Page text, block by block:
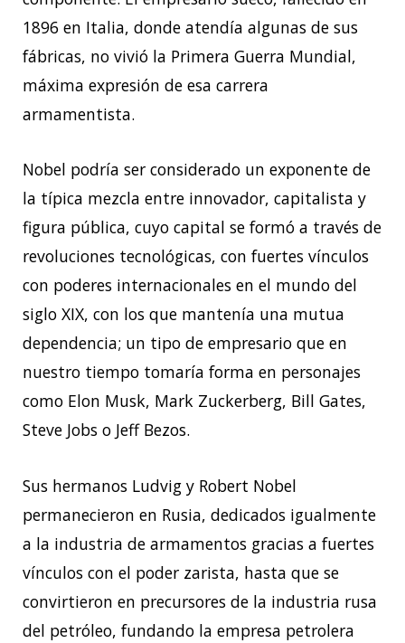
1896 en Italia, donde atendía algunas de sus
fábricas, no vivió la Primera Guerra Mundial,
máxima expresión de esa carrera
armamentista.
Nobel podría ser considerado un exponente de
la típica mezcla entre innovador, capitalista y
figura pública, cuyo capital se formó a través de
revoluciones tecnológicas, con fuertes vínculos
con poderes internacionales en el mundo del
siglo XIX, con los que mantenía una mutua
dependencia; un tipo de empresario que en
nuestro tiempo tomaría forma en personajes
como Elon Musk, Mark Zuckerberg, Bill Gates,
Steve Jobs o Jeff Bezos.
Sus hermanos Ludvig y Robert Nobel
permanecieron en Rusia, dedicados igualmente
a la industria de armamentos gracias a fuertes
vínculos con el poder zarista, hasta que se
convirtieron en precursores de la industria rusa
del petróleo, fundando la empresa petrolera